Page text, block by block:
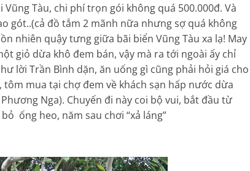
Tàu, chi phí trọn gói không quá 500.000đ. Và
gót..(cả đồ tắm 2 mãnh nữa nhưng sợ quá không
nhiên quậy tưng giữa bãi biển Vũng Tàu xa lạ! May
giỏ dừa khô đem bán, vậy mà ra tới ngoài ấy chỉ
lời Trần Bình dặn, ăn uống gì cũng phải hỏi giá cho
mua tại chợ đem về khách sạn hấp nước dừa
Nga). Chuyến đi này coi bộ vui, bắt đầu từ
ống heo, năm sau chơi “xả láng”